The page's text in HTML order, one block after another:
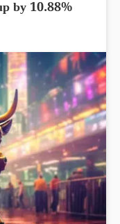
by 10.88%